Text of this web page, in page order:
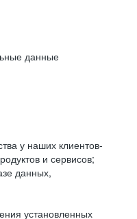
данные
у наших клиентов-
и сервисов;
данных,
установленных